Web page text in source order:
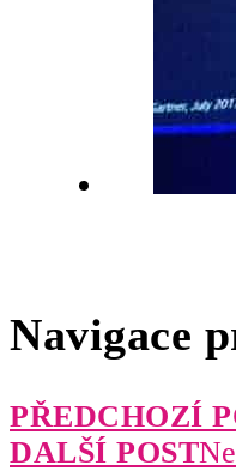
Navigace
PŘEDCHOZÍ
DALŠÍ POST